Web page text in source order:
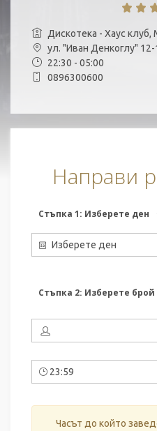
Дискотека - Хаус клуб,
ул. "Иван Денкоглу"
22:30 - 05:00
0896300600
Направи
Стъпка 1: Изберете ден
Изберете ден
Стъпка 2: Изберете
23:59
Часът до който